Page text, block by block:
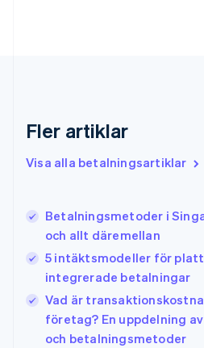
Fler artiklar
Visa alla betalningsartiklar
Betalningsmetoder i
och allt däremellan
5 intäktsmodeller för
integrerade betalningar
Vad är
företag? En uppdelning
och betalningsmetoder
Hongkong SAR, Kina
English 简体中文
Indien
Italien
ItalianoEnglish
Japan
日本語 English
Kanada
EnglishFrançais
Kroatien
EnglishItaliano